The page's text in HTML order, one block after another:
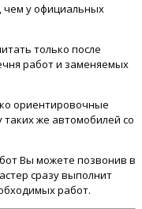
, чем у официальных
только после
работ и заменяемых
ориентировочные
же автомобилей со
Вы можете позвонив в
сразу выполнит
работ.